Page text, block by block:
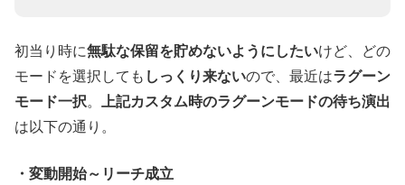
初当り時に無駄な保留を貯めないようにしたいけど、どの
モードを選択しても しっくり来ないので、最近はラグーン
モード一択。
上記カスタム時のラグーンモードの待ち演出
は以下の通り。
・変動開始～リーチ成立